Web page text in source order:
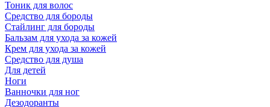
Тоник для волос
Средство для бороды
Стайлинг для бороды
Бальзам для ухода за кожей
Крем для ухода за кожей
Средство для душа
Для детей
Ноги
Ванночки для ног
Дезодоранты